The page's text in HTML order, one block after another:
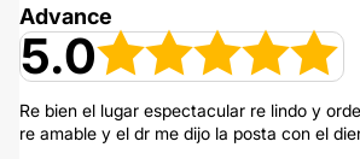
Advance
5.0
Re bien el lugar espectacular re lindo y
re amable y el dr me dijo la posta con el